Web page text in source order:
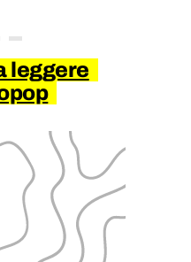
leggere